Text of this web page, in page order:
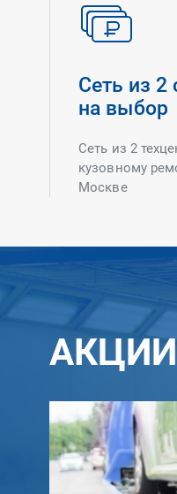
Сеть из 2
на выбор
Сеть из 2
кузовному
Москве